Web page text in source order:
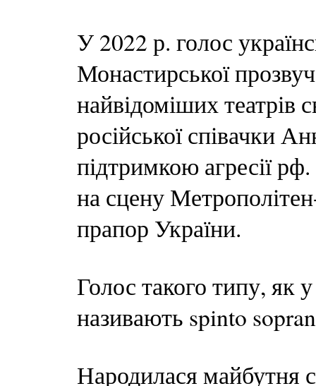
У 2022 р. голос
Монастирської
найвідоміших театрів
російської співачки
підтримкою агресії
на сцену
прапор України.
Голос такого типу, як
називають spinto
Народилася майбутня